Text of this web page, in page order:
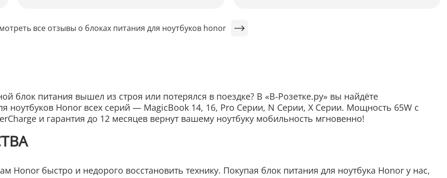
все отзывы о блоках питания для ноутбуков honor
блок питания вышел из строя или потерялся в поездке? В «В-Розетке.ру» вы найдёте
ноутбуков Honor всех серий — MagicBook 14, 16, Pro Серии, N Серии, X Серии. Мощность 65W с
и гарантия до 12 месяцев вернут вашему ноутбуку мобильность мгновенно!
Honor быстро и недорого восстановить технику. Покупая блок питания для ноутбука Honor у нас,